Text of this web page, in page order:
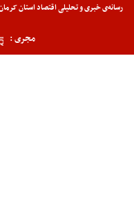
رسانه‌ی خبری و تحلیلی اقتصاد استان
مجری :